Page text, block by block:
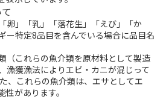
卵」「乳」「落花生」「えび」「か
ー特定8品目を含んでいる場合に品目名
（これらの魚介類を原材料として製造
漁獲漁法によりエビ・カニが混じって
、これらの魚介類は、エサとしてエ
があります。